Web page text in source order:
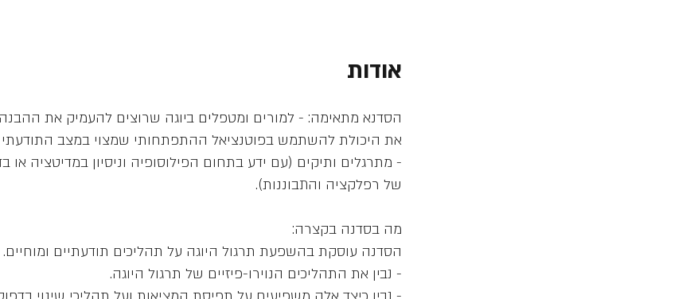
אודות
הסדנא מתאימה: - למורים ומטפלים ביוגה שרוצים להעמיק את
- מתרגלים ותיקים (עם ידע בתחום הפילוסופיה וניסיון במדיטציה או